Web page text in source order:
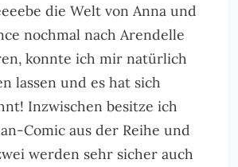
die Welt von Anna und
nochmal nach Arendelle
konnte ich mir natürlich
lassen und es hat sich
Inzwischen besitze ich
Comic aus der Reihe und
werden sehr sicher auch